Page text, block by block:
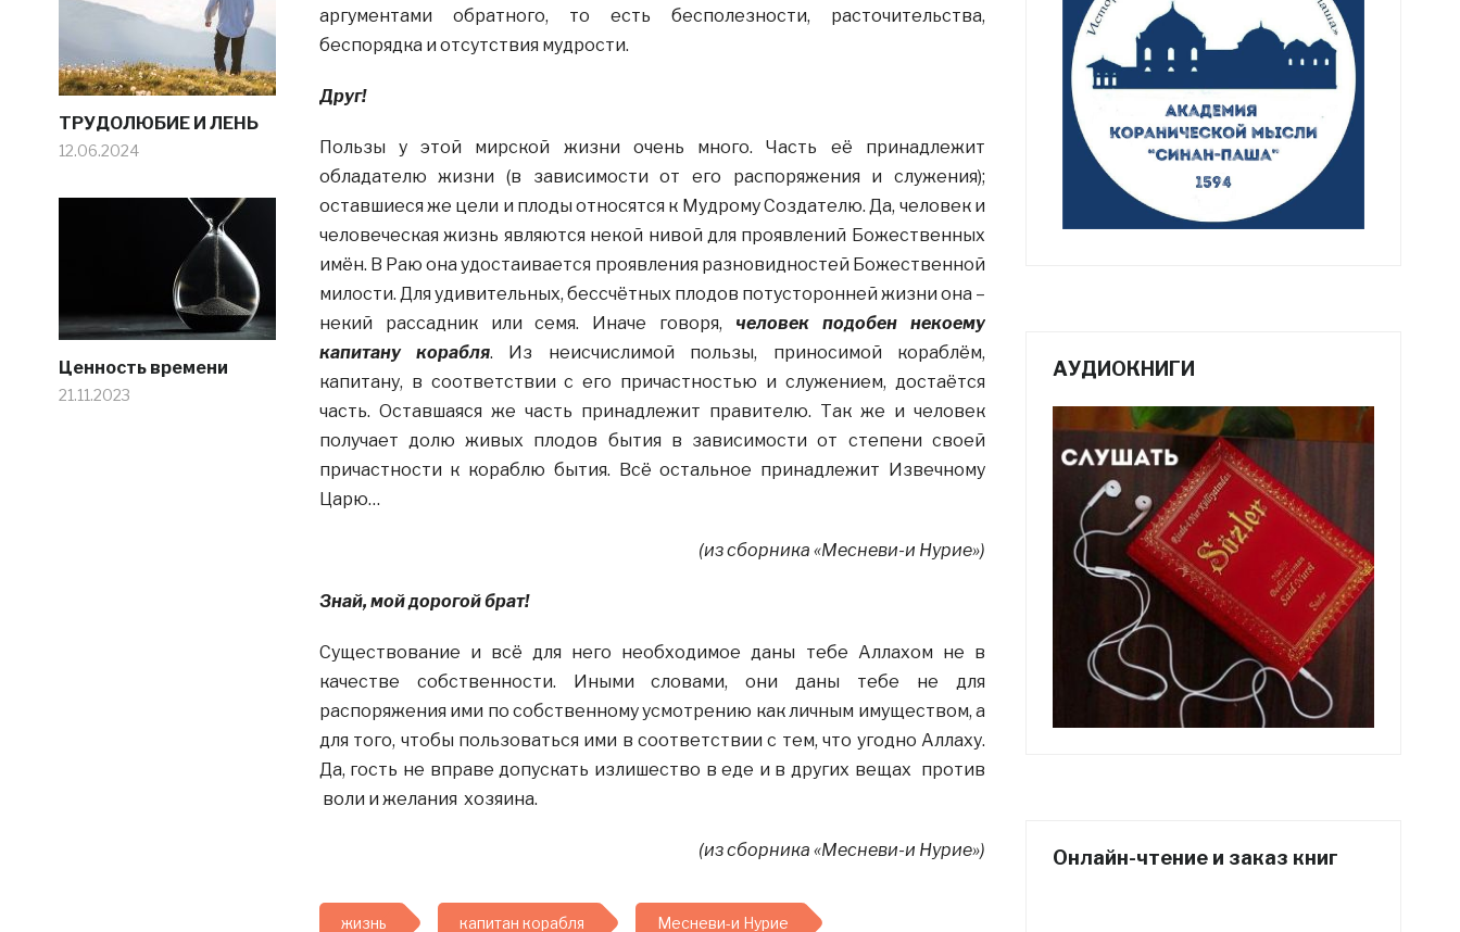
​​ТРУДОЛЮБИЕ И ЛЕНЬ
12.06.2024
Ценность времени
21.11.2023
аргументами обратного, то есть бесполезности, расточительства,
беспорядка и отсутствия мудрости.
Друг!
Пользы у этой мирской жизни очень много. Часть её принадлежит
обладателю жизни (в зависимости от его распоряжения и служения);
оставшиеся же цели и плоды относятся к Мудрому Создателю. Да, человек и
человеческая жизнь являются некой нивой для проявлений Божественных
имён. В Раю она удостаивается проявления разновидностей Божественной
милости. Для удивительных, бессчётных плодов потусторонней жизни она –
некий рассадник или семя. Иначе говоря, человек подобен некоему
капитану корабля. Из неисчислимой пользы, приносимой кораблём,
капитану, в соответствии с его причастностью и служением, достаётся
часть. Оставшаяся же часть принадлежит правителю. Так же и человек
получает долю живых плодов бытия в зависимости от степени своей
причастности к кораблю бытия. Всё остальное принадлежит Извечному
Царю…
(из сборника «Месневи-и Нурие»)
Знай, мой дорогой брат!
Существование и всё для него необходимое даны тебе Аллахом не в
качестве собственности. Иными словами, они даны тебе не для
распоряжения ими по собственному усмотрению как личным имуществом, а
для того, чтобы пользоваться ими в соответствии с тем, что угодно Аллаху.
Да, гость не вправе допускать излишество в еде и в других вещах против
воли и желания хозяина.
(из сборника «Месневи-и Нурие»)
жизнь капитан корабля Месневи-и Нурие
АУДИОКНИГИ
Онлайн-чтение и заказ книг